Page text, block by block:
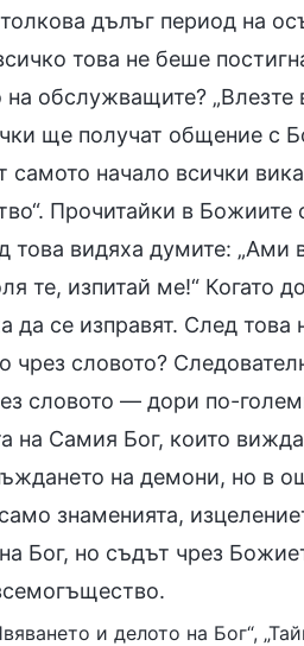
дълъг период на
това не беше
обслужващите? „Влезте
ще получат общение с
начало всички
Прочитайки в Божиите
това видяха думите: „Ами
те, изпитай ме!“ Когато
се изправят. След това
словото?
словото — дори по-
на Самия Бог, които
на демони, но в
знаменията,
Бог, но съдът чрез
и делото на Бог“,